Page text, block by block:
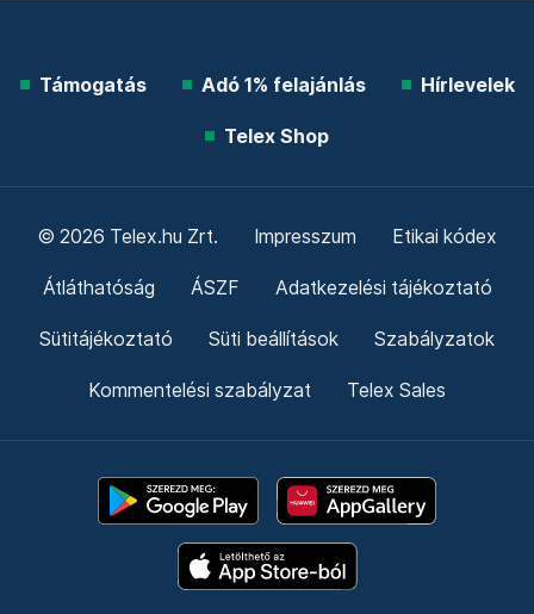
Támogatás Adó 1% felajánlás Hírlevelek
Telex Shop
© 2026 Telex.hu Zrt. Impresszum Etikai kódex
Átláthatóság ÁSZF Adatkezelési tájékoztató
Sütitájékoztató Süti beállítások Szabályzatok
Kommentelési szabályzat Telex Sales